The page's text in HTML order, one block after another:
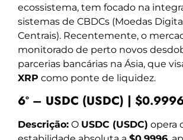
ecossistema, tem focado na
sistemas de CBDCs (Moedas
Centrais). Recentemente, o
monitorado de perto novos
parcerias bancárias na Ásia, que
XRP como ponte de liquidez.
6º – USDC (USDC) |
Descrição: O USDC (USDC) opera